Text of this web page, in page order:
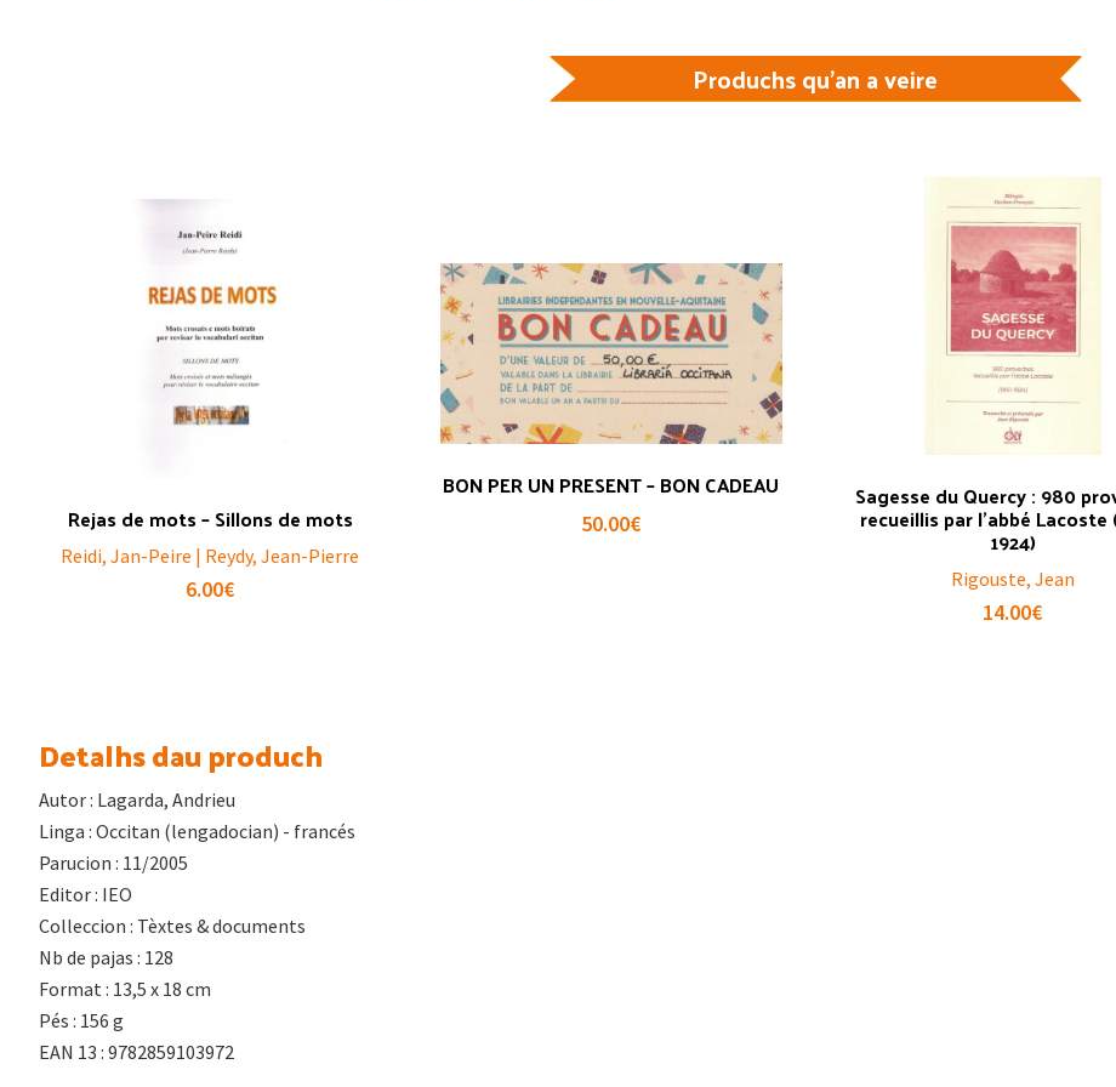
Produchs qu'an a veire
Rejas de mots – Sillons de mots
Reidi, Jan-Peire | Reydy, Jean-Pierre
6.00€
BON PER UN PRESENT – BON CADEAU
50.00€
Sagesse du Quercy : 980
recueillis par l’abbé Lacoste
1924)
Rigouste, Jean
14.00€
Detalhs dau produch
Autor : Lagarda, Andrieu
Linga : Occitan (lengadocian) - francés
Parucion : 11/2005
Editor : IEO
Colleccion : Tèxtes & documents
Nb de pajas : 128
Format : 13,5 x 18 cm
Pés : 156 g
EAN 13 : 9782859103972